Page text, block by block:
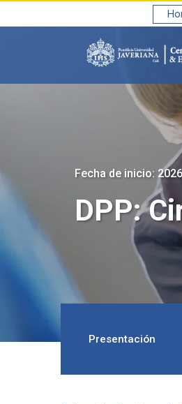
Fecha de inicio:
DPP:
Presentación